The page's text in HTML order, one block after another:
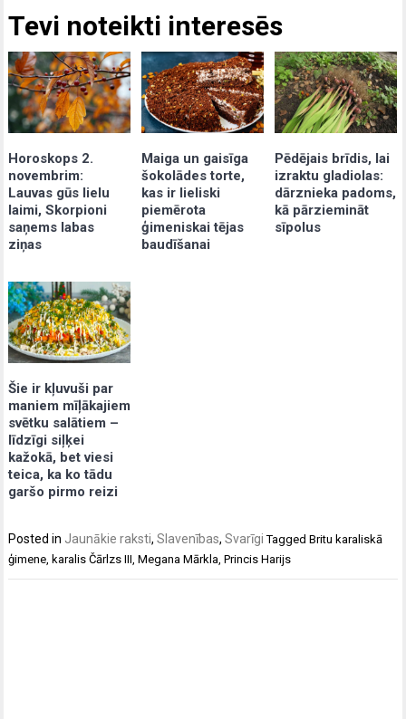
Tevi noteikti interesēs
Horoskops 2.
novembrim:
Lauvas gūs lielu
laimi, Skorpioni
saņems labas
ziņas
Maiga un gaisīga
šokolādes torte,
kas ir lieliski
piemērota
ģimeniskai tējas
baudīšanai
Pēdējais brīdis, lai
izraktu gladiolas:
dārznieka padoms,
kā pārziemināt
sīpolus
Šie ir kļuvuši par
maniem mīļākajiem
svētku salātiem –
līdzīgi siļķei
kažokā, bet viesi
teica, ka ko tādu
garšo pirmo reizi
Posted in Jaunākie raksti,Slavenības,Svarīgi TaggedBritu karaliskā
ģimene karalis Čārlzs III ,Megana Mārkla ,Princis Harijs